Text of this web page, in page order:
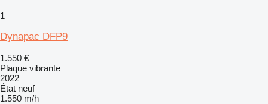
1
Dynapac DFP9
1.550 €
Plaque vibrante
2022
État neuf
1.550 m/h